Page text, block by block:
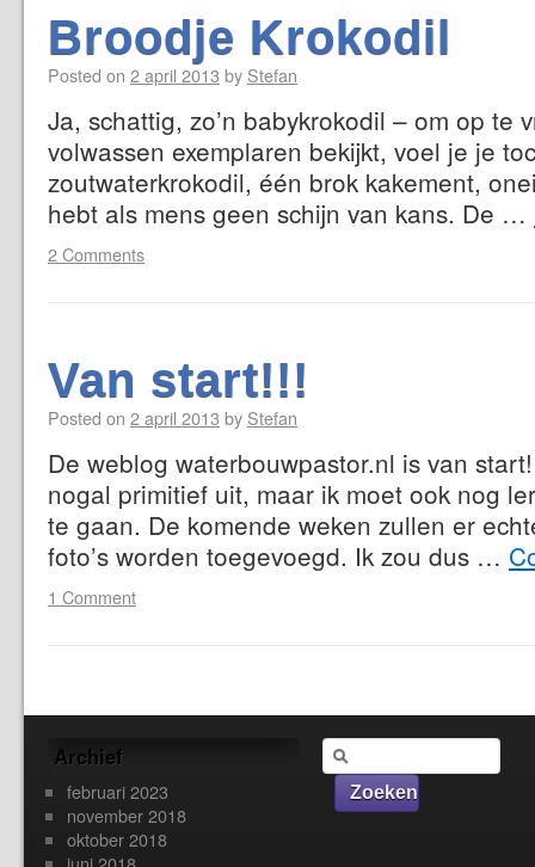
Broodje Krokodil
Posted on 2 april 2013 by Stefan
Ja, schattig, zo’n babykrokodil – om op te
volwassen exemplaren bekijkt, voel je je
zoutwaterkrokodil, één brok kakement,
hebt als mens geen schijn van kans. De …
2 Comments
Van start!!!
Posted on 2 april 2013 by Stefan
De weblog waterbouwpastor.nl is van
nogal primitief uit, maar ik moet ook nog
te gaan. De komende weken zullen er
foto’s worden toegevoegd. Ik zou dus …
1 Comment
Archief
februari 2023
november 2018
oktober 2018